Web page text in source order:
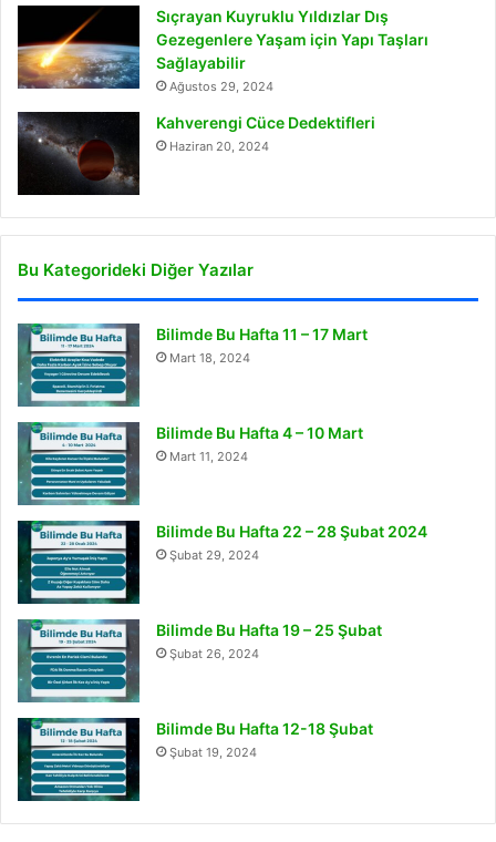
Sıçrayan Kuyruklu Yıldızlar Dış
Gezegenlere Yaşam için Yapı Taşları
Sağlayabilir
Ağustos 29, 2024
Kahverengi Cüce Dedektifleri
Haziran 20, 2024
Bu Kategorideki Diğer Yazılar
Bilimde Bu Hafta 11 – 17 Mart
Mart 18, 2024
Bilimde Bu Hafta 4 – 10 Mart
Mart 11, 2024
Bilimde Bu Hafta 22 – 28 Şubat 2024
Şubat 29, 2024
Bilimde Bu Hafta 19 – 25 Şubat
Şubat 26, 2024
Bilimde Bu Hafta 12-18 Şubat
Şubat 19, 2024